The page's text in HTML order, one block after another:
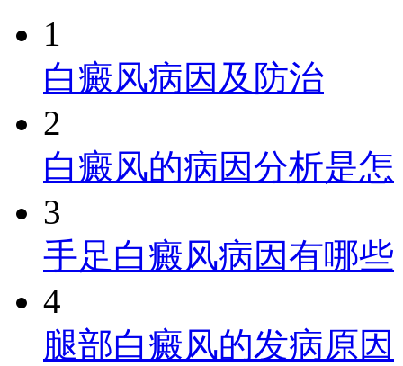
1
白癜风病因及防治
2
白癜风的病因分析是怎
3
手足白癜风病因有哪些
4
腿部白癜风的发病原因